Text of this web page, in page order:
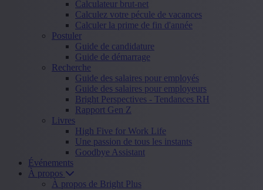
Calculateur brut-net
Calculez votre pécule de vacances
Calculer la prime de fin d'année
Postuler
Guide de candidature
Guide de démarrage
Recherche
Guide des salaires pour employés
Guide des salaires pour employeurs
Bright Perspectives - Tendances RH
Rapport Gen Z
Livres
High Five for Work Life
Une passion de tous les instants
Goodbye Assistant
Événements
À propos
À propos de Bright Plus